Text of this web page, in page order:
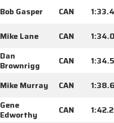
Bob Gasper CAN
Mike Lane CAN
Dan
Brownrigg
CAN
Mike Murray CAN
Gene
Edworthy
CAN